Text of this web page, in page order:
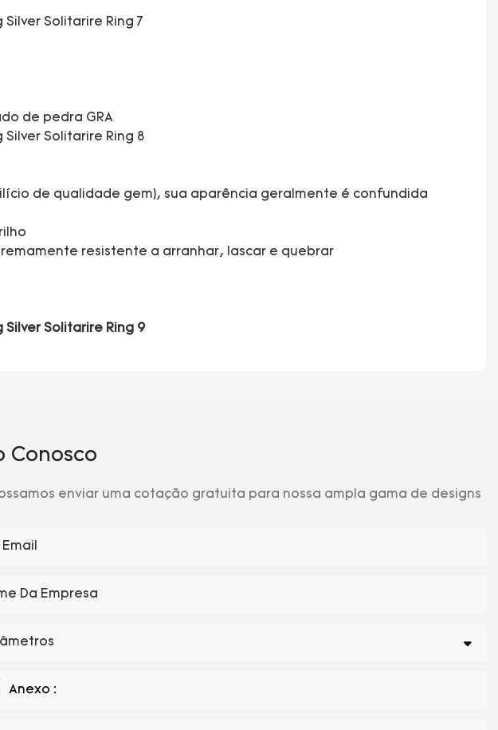
de pedra GRA
de qualidade gem), sua aparência geralmente é confundida
resistente a arranhar, lascar e quebrar
Conosco
enviar uma cotação gratuita para nossa ampla gama de designs
Email
Da Empresa
Anexo :